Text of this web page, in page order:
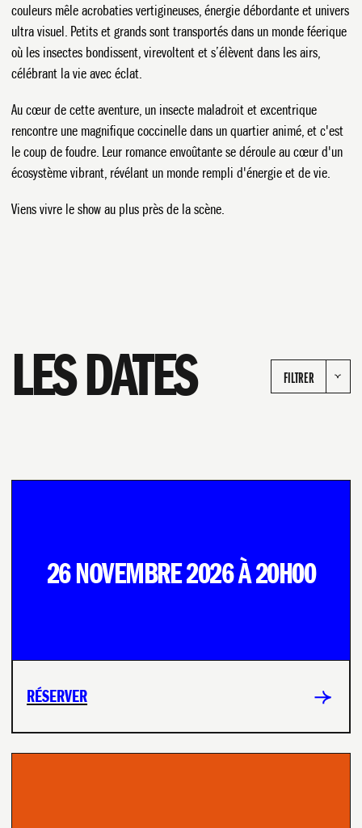
couleurs mêle acrobaties vertigineuses, énergie débordante et univers
ultra visuel. Petits et grands sont transportés dans un monde féerique
où les insectes bondissent, virevoltent et s’élèvent dans les airs,
célébrant la vie avec éclat.
Au cœur de cette aventure, un insecte maladroit et excentrique
rencontre une magnifique coccinelle dans un quartier animé, et c'est
le coup de foudre. Leur romance envoûtante se déroule au cœur d'un
écosystème vibrant, révélant un monde rempli d'énergie et de vie.
Viens vivre le show au plus près de la scène.
LES DATES FILTRER
26 NOVEMBRE 2026 À 20H00
RÉSERVER